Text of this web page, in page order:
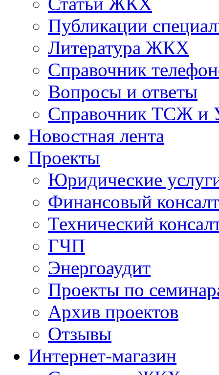
Публикации
Литература ЖКХ
Справочник
Вопросы и ответы
Справочник ТСЖ и
Новостная лента
Проекты
Юридические
Финансовый
Технический
ГЧП
Энергоаудит
Проекты по
Архив проектов
Отзывы
Интернет-магазин